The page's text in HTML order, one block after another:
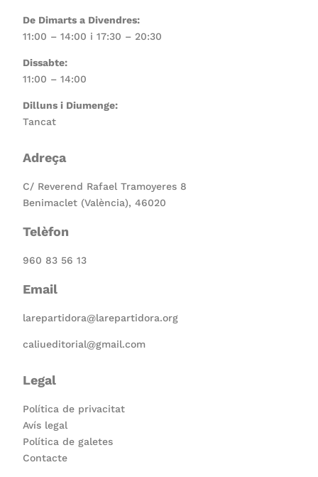
De Dimarts a Divendres:
11:00 – 14:00 i 17:30 – 20:30
Dissabte:
11:00 – 14:00
Dilluns i Diumenge:
Tancat
Adreça
C/ Reverend Rafael Tramoyeres 8
Benimaclet (València), 46020
Telèfon
960 83 56 13
Email
larepartidora@larepartidora.org
caliueditorial@gmail.com
Legal
Política de privacitat
Avís legal
Política de galetes
Contacte